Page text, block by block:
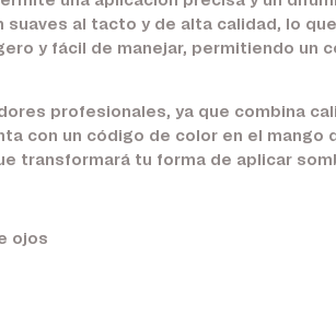
al tacto y de alta calidad, lo
y fácil de manejar, permitiendo un
profesionales, ya que combina
con un código de color en el mango
transformará tu forma de aplicar
ojos